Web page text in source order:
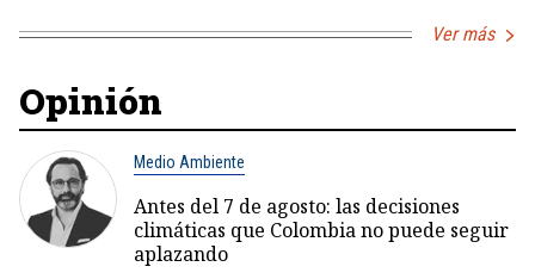
Ver más
Opinión
Medio Ambiente
Antes del 7 de agosto: las decisiones
climáticas que Colombia no puede seguir
aplazando